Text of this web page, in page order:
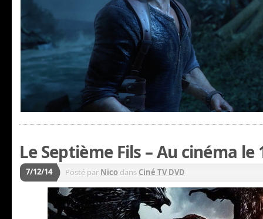
Le Septième Fils – Au cinéma le
7/12/14 Posté par Nico dans Ciné TV DVD